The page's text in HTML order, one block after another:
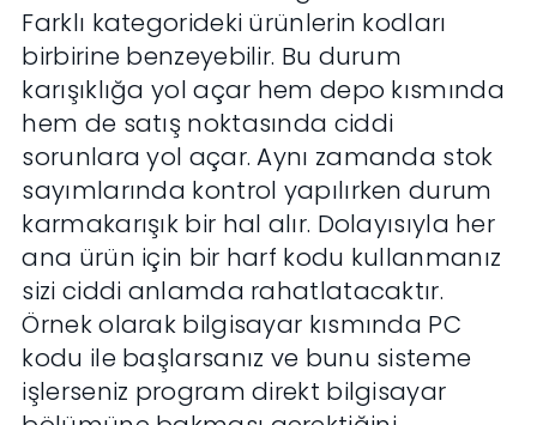
Farklı kategorideki ürünlerin kodları
birbirine benzeyebilir. Bu durum
karışıklığa yol açar hem depo kısmında
hem de satış noktasında ciddi
sorunlara yol açar. Aynı zamanda stok
sayımlarında kontrol yapılırken durum
karmakarışık bir hal alır. Dolayısıyla her
ana ürün için bir harf kodu kullanmanız
sizi ciddi anlamda rahatlatacaktır.
Örnek olarak bilgisayar kısmında PC
kodu ile başlarsanız ve bunu sisteme
işlerseniz program direkt bilgisayar